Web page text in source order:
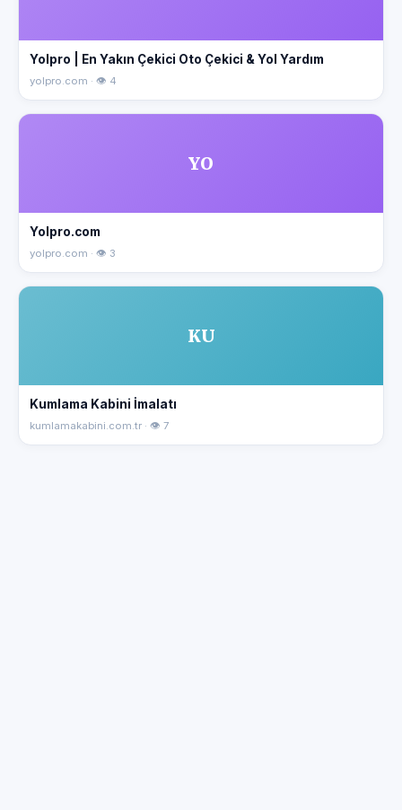
Yolpro | En Yakın Çekici Oto Çekici & Yol Yardım
yolpro.com · 👁 4
YO
Yolpro.com
yolpro.com · 👁 3
KU
Kumlama Kabini İmalatı
kumlamakabini.com.tr · 👁 7